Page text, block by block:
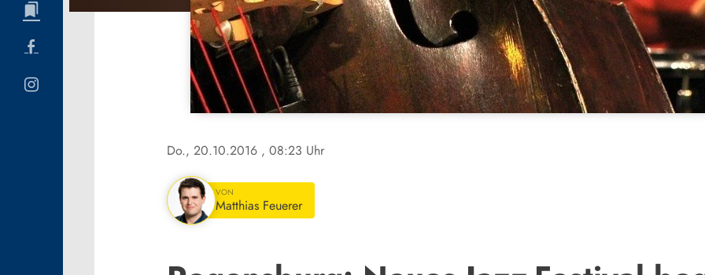
Do., 20.10.2016 , 08:23 Uhr
VON
Matthias Feuerer